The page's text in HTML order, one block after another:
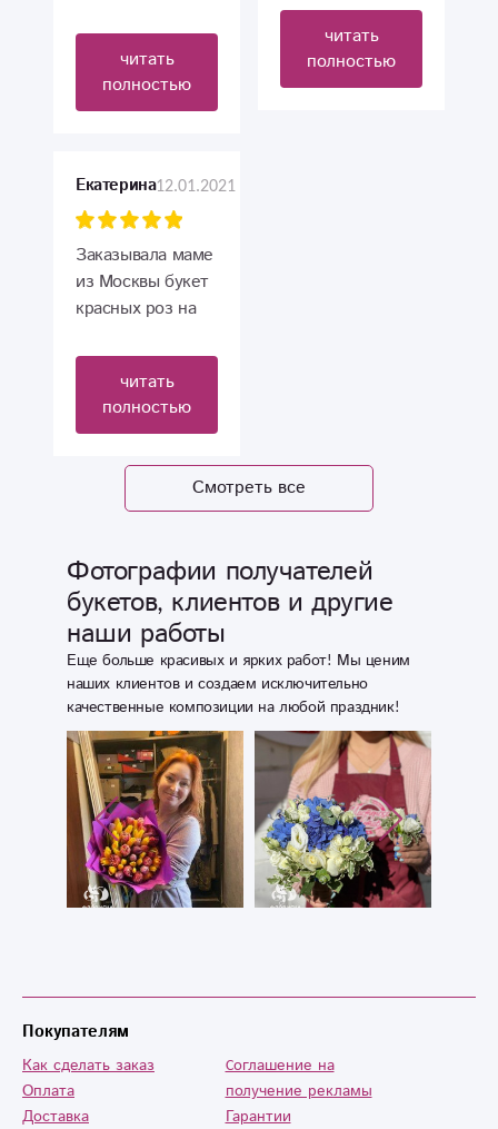
срок.
Оперативно дают
обратную связь.
Букет почти
картинке.
читать
полностью
помогли,
доставили
красивый букет
??
читать
полностью
Екатерина12.01.2021
Заказывала маме
из Москвы букет
красных роз на
Привезли очень
быстро и цветы
свежие. Приятно.
Спасибо. В
будущем тоже
буду вас иметь в
читать
полностью
Смотреть все
Фотографии получателей
букетов, клиентов и другие
наши работы
Еще больше красивых и ярких работ! Мы ценим
наших клиентов и создаем исключительно
качественные композиции на любой праздник!
Покупателям
Как сделать заказ
Оплата
Доставка
Cоглашение на
получение рекламы
Гарантии